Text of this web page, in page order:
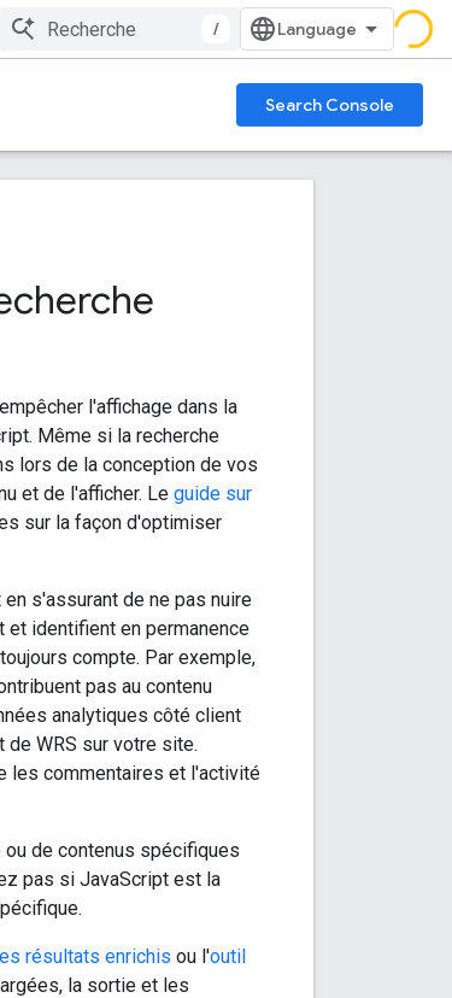
/
Search Console
l'affichage dans la
Même si la recherche
lors de la conception de vos
et de l'afficher. Le guide sur
sur la façon d'optimiser
en s'assurant de ne pas nuire
et identifient en permanence
compte. Par exemple,
pas au contenu
analytiques côté client
WRS sur votre site.
les commentaires et l'activité
de contenus spécifiques
pas si JavaScript est la
résultats enrichis ou l'outil
la sortie et les